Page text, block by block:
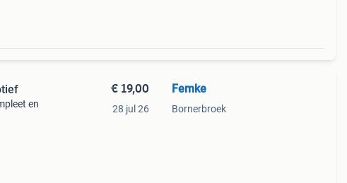
en
€ 19,00
28 jul 26
Femke
Bornerbroek